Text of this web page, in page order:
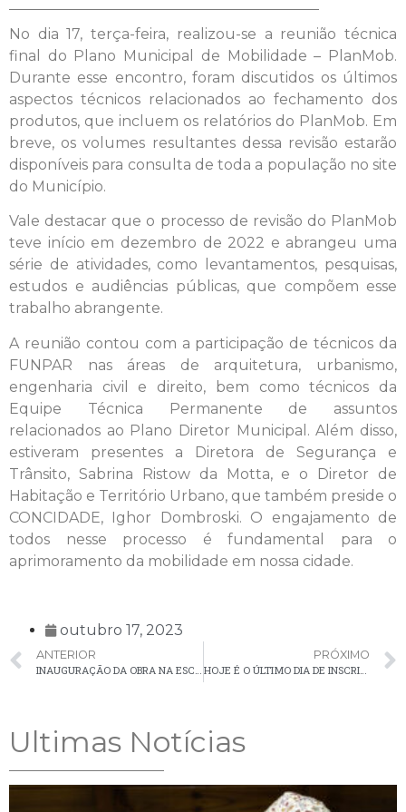
No dia 17, terça-feira, realizou-se a reunião técnica
final do Plano Municipal de Mobilidade – PlanMob.
Durante esse encontro, foram discutidos os últimos
aspectos técnicos relacionados ao fechamento dos
produtos, que incluem os relatórios do PlanMob. Em
breve, os volumes resultantes dessa revisão estarão
disponíveis para consulta de toda a população no site
do Município.
Vale destacar que o processo de revisão do PlanMob
teve início em dezembro de 2022 e abrangeu uma
série de atividades, como levantamentos, pesquisas,
estudos e audiências públicas, que compõem esse
trabalho abrangente.
A reunião contou com a participação de técnicos da
FUNPAR nas áreas de arquitetura, urbanismo,
engenharia civil e direito, bem como técnicos da
Equipe Técnica Permanente de assuntos
relacionados ao Plano Diretor Municipal. Além disso,
estiveram presentes a Diretora de Segurança e
Trânsito, Sabrina Ristow da Motta, e o Diretor de
Habitação e Território Urbano, que também preside o
CONCIDADE, Ighor Dombroski. O engajamento de
todos nesse processo é fundamental para o
aprimoramento da mobilidade em nossa cidade.
outubro 17, 2023
ANTERIOR
INAUGURAÇÃO DA OBRA NA ESCOLA MUNICIPAL GABRIEL PRESTES, NA VILA ROSA
PRÓXIMO
HOJE É O ÚLTIMO DIA DE INSCRIÇÃO PARA O CONCURSO PÚBLICO DA PREFEITURA DE PALMEIRA!
Ultimas Notícias